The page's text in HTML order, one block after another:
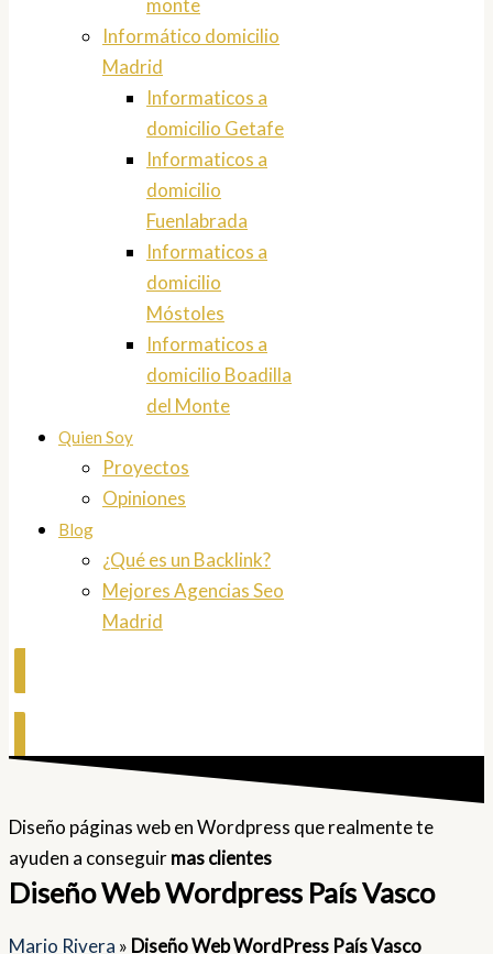
monte
Informático domicilio
Madrid
Informaticos a
domicilio Getafe
Informaticos a
domicilio
Fuenlabrada
Informaticos a
domicilio
Móstoles
Informaticos a
domicilio Boadilla
del Monte
Quien Soy
Proyectos
Opiniones
Blog
¿Qué es un Backlink?
Mejores Agencias Seo
Madrid
Diseño páginas web en Wordpress que realmente te
ayuden a conseguirmas clientes
Diseño Web Wordpress País Vasco
Mario Rivera » Diseño Web WordPress País Vasco